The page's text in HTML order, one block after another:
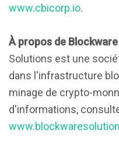
www.cbicorp.io.
À propos de
Solutions est une
dans l'infrastructure
minage de crypto-
d'informations,